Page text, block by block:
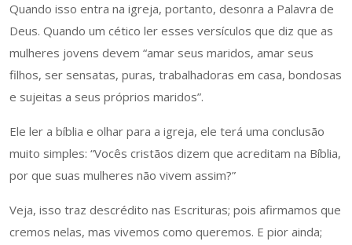
Quando isso entra na igreja, portanto, desonra a Palavra de
Deus. Quando um cético ler esses versículos que diz que as
mulheres jovens devem “amar seus maridos, amar seus
filhos, ser sensatas, puras, trabalhadoras em casa, bondosas
e sujeitas a seus próprios maridos”.
Ele ler a bíblia e olhar para a igreja, ele terá uma conclusão
muito simples: “Vocês cristãos dizem que acreditam na Bíblia,
por que suas mulheres não vivem assim?”
Veja, isso traz descrédito nas Escrituras; pois afirmamos que
cremos nelas, mas vivemos como queremos. E pior ainda;